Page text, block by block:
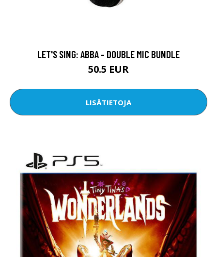
LET'S SING: ABBA - DOUBLE MIC BUNDLE
50.5 EUR
LISÄTIETOJA